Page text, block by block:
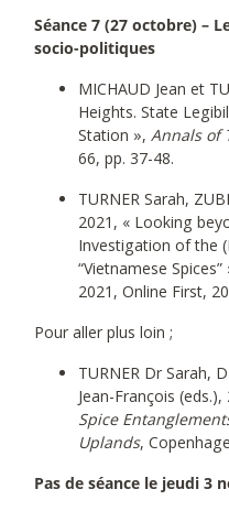
Séance 7 (27 octobre) –
socio-politiques
MICHAUD Jean et
Heights. State
Station », Annals of
66, pp. 37-48.
TURNER Sarah,
2021, « Looking
Investigation of the
“Vietnamese Spices”
2021, Online First,
Pour aller plus loin ;
TURNER Dr Sarah,
Jean-François (eds.),
Spice
Uplands,
Pas de séance le jeudi 3